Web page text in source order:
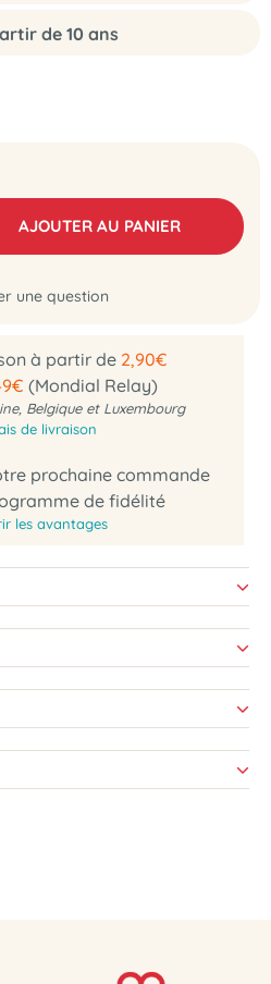
de 10 ans
AJOUTER AU PANIER
une question
à partir de 2,90€
(Mondial Relay)
Belgique et Luxembourg
de livraison
prochaine commande
de fidélité
les avantages